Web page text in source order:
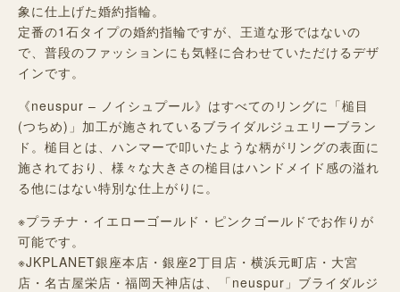
象に仕上げた婚約指輪。
定番の1 石タイプの婚約指輪ですが、王道な形ではないの
で、普段のファッションにも気軽に合わせていただけるデザ
インです。
《neuspur – ノイシュプール》はすべてのリングに「槌目
(つちめ)」加工が施されているブライダルジュエリーブラン
ド。槌目とは、ハンマーで叩いたような柄がリングの表面に
施されており、様々な大きさの槌目はハンドメイド感の溢れ
る他にはない特別な仕上がりに。
※プラチナ・イエローゴールド・ピンクゴールドでお作りが
可能です。
※JKPLANET銀座本店・銀座2丁目店・横浜元町店・大宮
店・名古屋栄店・福岡天神店は、
「neuspur」ブライダルジ